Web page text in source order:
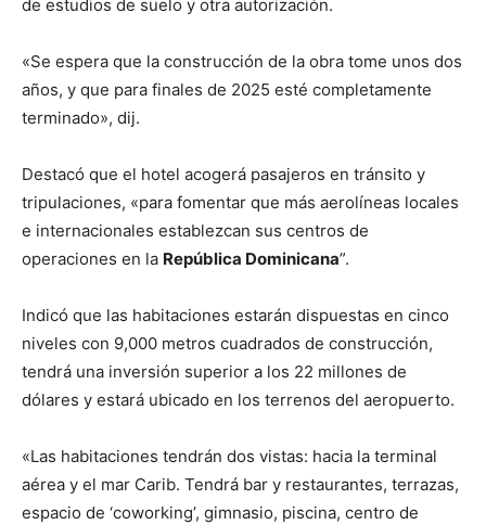
de estudios de suelo y otra autorización.
«Se espera que la construcción de la obra tome unos dos
años, y que para finales de 2025 esté completamente
terminado», dij.
Destacó que el hotel acogerá pasajeros en tránsito y
tripulaciones, «para fomentar que más aerolíneas locales
e internacionales establezcan sus centros de
operaciones en la República Dominicana”.
Indicó que las habitaciones estarán dispuestas en cinco
niveles con 9,000 metros cuadrados de construcción,
tendrá una inversión superior a los 22 millones de
dólares y estará ubicado en los terrenos del aeropuerto.
«Las habitaciones tendrán dos vistas: hacia la terminal
aérea y el mar Carib. Tendrá bar y restaurantes, terrazas,
espacio de ‘coworking’, gimnasio, piscina, centro de